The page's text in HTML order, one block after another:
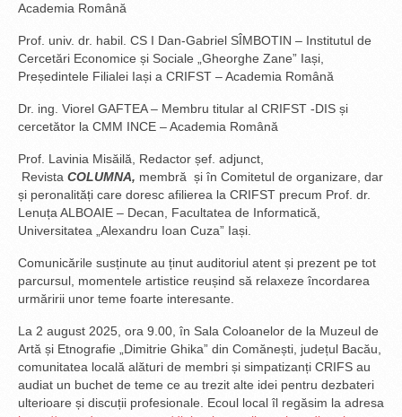
Academia Română
Prof. univ. dr. habil. CS I Dan-Gabriel SÎMBOTIN – Institutul de
Cercetări Economice și Sociale „Gheorghe Zane” Iași,
Președintele Filialei Iași a CRIFST – Academia Română
Dr. ing. Viorel GAFTEA – Membru titular al CRIFST -DIS și
cercetător la CMM INCE – Academia Română
Prof. Lavinia Misăilă, Redactor șef. adjunct,
Revista COLUMNA, membră și în Comitetul de organizare, dar
și peronalități care doresc afilierea la CRIFST precum Prof. dr.
Lenuța ALBOAIE – Decan, Facultatea de Informatică,
Universitatea „Alexandru Ioan Cuza” Iași.
Comunicările susținute au ținut auditoriul atent și prezent pe tot
parcursul, momentele artistice reușind să relaxeze încordarea
urmăririi unor teme foarte interesante.
La 2 august 2025, ora 9.00, în Sala Coloanelor de la Muzeul de
Artă și Etnografie „Dimitrie Ghika” din Comănești, județul Bacău,
comunitatea locală alături de membri și simpatizanți CRIFS au
audiat un buchet de teme ce au trezit alte idei pentru dezbateri
ulterioare și discuții profesionale. Ecoul local îl regăsim la adresa